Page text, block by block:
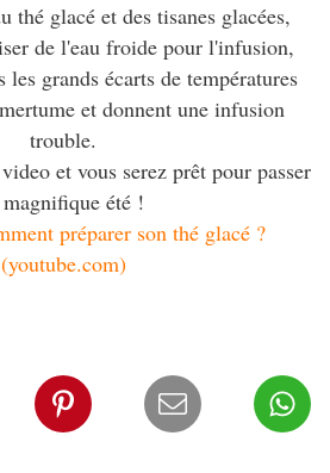
thé glacé et des tisanes glacées,
de l'eau froide pour l'infusion,
les grands écarts de températures
et donnent une infusion
trouble.
et vous serez prêt pour passer
été !
préparer son thé glacé ?
(youtube.com)